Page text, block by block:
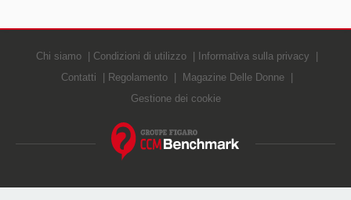
Chi siamo Condizioni di utilizzo
Informativa sulla privacy
Contatti
Regolamento
Magazine Delle Donne
Gestione dei cookie